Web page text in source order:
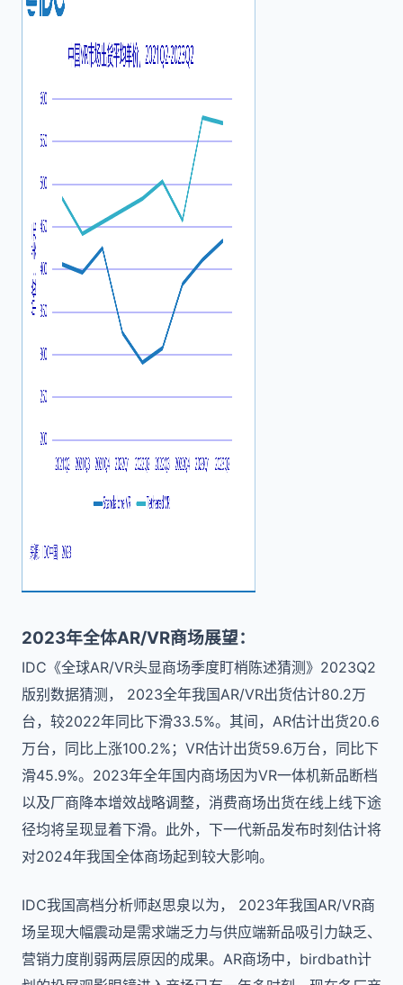
2023年全体AR/VR商场展望：
IDC《全球AR/VR头显商场季度盯梢陈述猜测》2023Q2
版别数据猜测， 2023全年我国AR/VR出货估计80.2万
台，较2022年同比下滑33.5%。其间，AR估计出货20.6
万台，同比上涨100.2%；VR估计出货59.6万台，同比下
滑45.9%。2023年全年国内商场因为VR一体机新品断档
以及厂商降本增效战略调整，消费商场出货在线上线下途
径均将呈现显着下滑。此外，下一代新品发布时刻估计将
对2024年我国全体商场起到较大影响。
IDC我国高档分析师赵思泉以为， 2023年我国AR/VR商
场呈现大幅震动是需求端乏力与供应端新品吸引力缺乏、
营销力度削弱两层原因的成果。AR商场中，birdbath计